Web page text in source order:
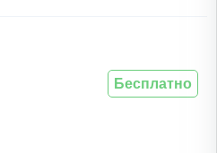
Бесплатно